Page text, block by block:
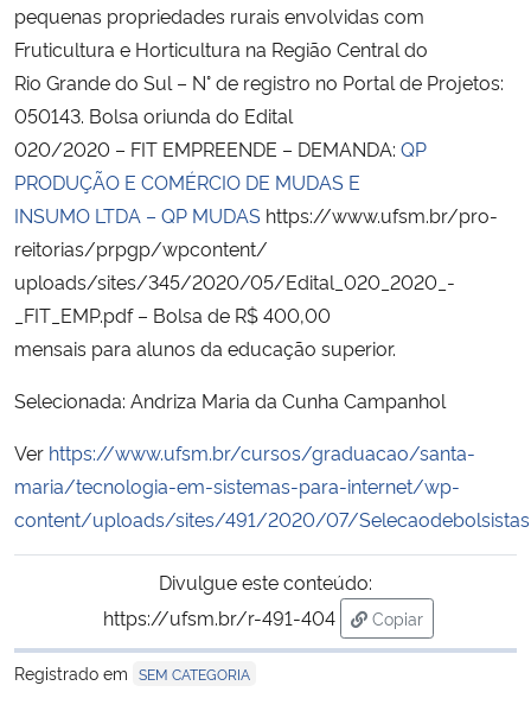
Ministério do Desenvolvimento Regional
Secretaria-Geral
Secretaria de Governo
Gabinete de Segurança Institucional
Banco Central do Brasil
pequenas propriedades rurais envolvidas com
Fruticultura e Horticultura na Região Central do
Rio Grande do Sul – N° de registro no Portal de Projetos:
050143. Bolsa oriunda do Edital
020/2020 – FIT EMPREENDE – DEMANDA: QP
PRODUÇÃO E COMÉRCIO DE MUDAS E
INSUMO LTDA – QP MUDAS https://www.ufsm.br/pro-
reitorias/prpgp/wpcontent/
uploads/sites/345/2020/05/Edital_020_2020_-
_FIT_EMP.pdf – Bolsa de R$ 400,00
mensais para alunos da educação superior.
Selecionada: Andriza Maria da Cunha Campanhol
Ver https://www.ufsm.br/cursos/graduacao/santa-
maria/tecnologia-em-sistemas-para-internet/wp-
content/uploads/sites/491/2020/07/
Divulgue este conteúdo:
https://ufsm.br/r-491-404
Copiar
para área de
Registrado em SEM CATEGORIA